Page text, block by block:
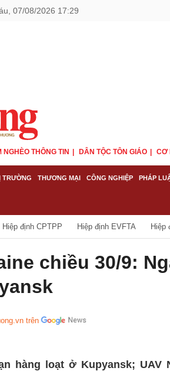
07/08/2026 17:29
NGHÈO THÔNG TIN DÂN TỘC TÔN GIÁO CƠ
TRƯỜNG THƯƠNG MẠI CÔNG NGHIỆP PHÁP
Hiệp định CPTPP Hiệp định EVFTA Hiệp
chiều 30/9:
trên
hàng loạt ở Kupyansk; UAV